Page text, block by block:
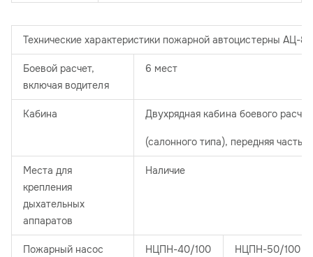
Технические характеристики пожарной автоцистерны АЦ-
Боевой расчет,
включая водителя
6 мест
Кабина Двухрядная кабина боевого
(салонного типа), передняя часть
Места для
крепления
дыхательных
аппаратов
Наличие
Пожарный насос НЦПН-40/100 НЦПН-50/100